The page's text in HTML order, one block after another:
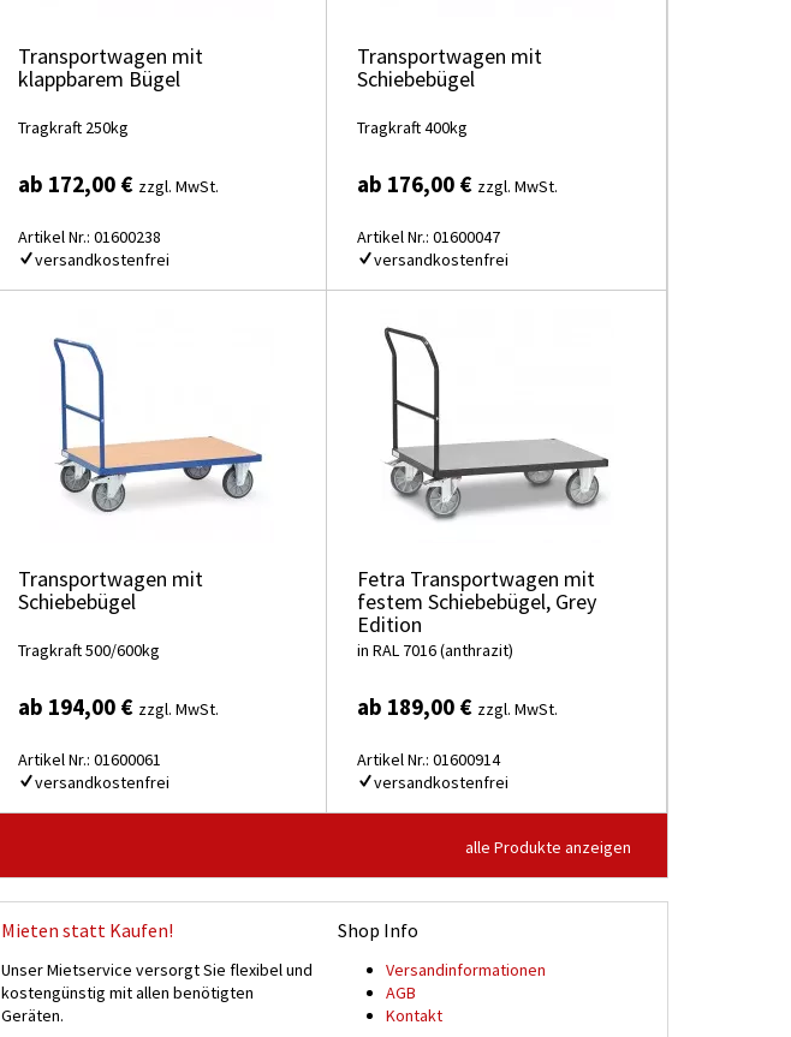
Transportwagen mit
klappbarem Bügel
Tragkraft 250kg
ab 172,00 € zzgl. MwSt.
Artikel Nr.: 01600238
versandkostenfrei
Transportwagen mit
Schiebebügel
Tragkraft 400kg
ab 176,00 € zzgl. MwSt.
Artikel Nr.: 01600047
versandkostenfrei
Transportwagen mit
Schiebebügel
Tragkraft 500/600kg
ab 194,00 € zzgl. MwSt.
Artikel Nr.: 01600061
versandkostenfrei
Fetra Transportwagen mit
festem Schiebebügel, Grey
Edition
in RAL 7016 (anthrazit)
ab 189,00 € zzgl. MwSt.
Artikel Nr.: 01600914
versandkostenfrei
alle Produkte anzeigen
Mieten statt Kaufen!
Unser Mietservice versorgt Sie flexibel und
kostengünstig mit allen benötigten
Geräten.
Shop Info
Versand­informationen
AGB
Kontakt